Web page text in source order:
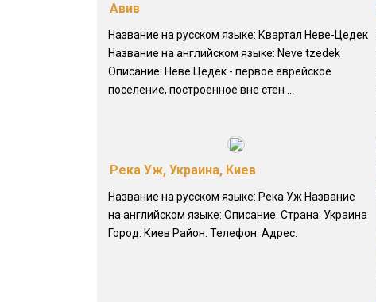
Авив
Название на русском языке: Квартал Неве-Цедек
Название на английском языке: Neve tzedek
Описание: Неве Цедек - первое еврейское
поселение, построенное вне стен ...
Река Уж, Украина, Киев
Название на русском языке: Река Уж Название
на английском языке: Описание: Страна: Украина
Город: Киев Район: Телефон: Адрес: